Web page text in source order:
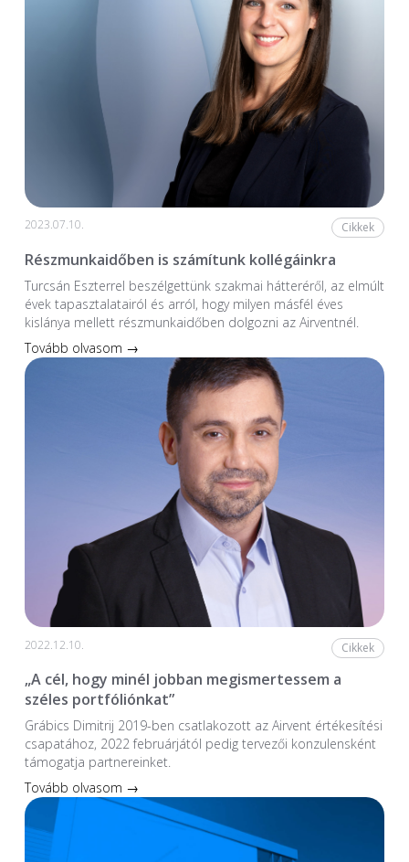
2023.07.10. Cikkek
Részmunkaidőben is számítunk kollégáinkra
Turcsán Eszterrel beszélgettünk szakmai hátteréről, az elmúlt
évek tapasztalatairól és arról, hogy milyen másfél éves
kislánya mellett részmunkaidőben dolgozni az Airventnél.
Tovább olvasom →
2022.12.10. Cikkek
„A cél, hogy minél jobban megismertessem a
széles portfóliónkat”
Grábics Dimitrij 2019-ben csatlakozott az Airvent értékesítési
csapatához, 2022 februárjától pedig tervezői konzulensként
támogatja partnereinket.
Tovább olvasom →